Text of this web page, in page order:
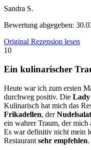
Sandra S.
Bewertung abgegeben:
Original Rezension lesen
10
Ein kulinarischer
Heute war ich zum ersten
durchweg positiv. Die Lady
Kulinarisch hat mich das
Frikadellen, derNudelsalat
ein wahrer Traum, der mich
Es war definitiv nicht mein
Restaurant sehr empfehlen.